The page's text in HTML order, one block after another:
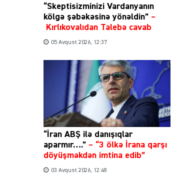
“Skeptisizminizi Vardanyanın
kölgə şəbəkəsinə yönəldin” –
Kırlıkovalıdan Talebə cavab
05 Avqust 2026, 12:37
“İran ABŞ ilə danışıqlar
aparmır….” – “3 ölkə İrana qarşı
döyüşməkdən imtina edib”
03 Avqust 2026, 12:48